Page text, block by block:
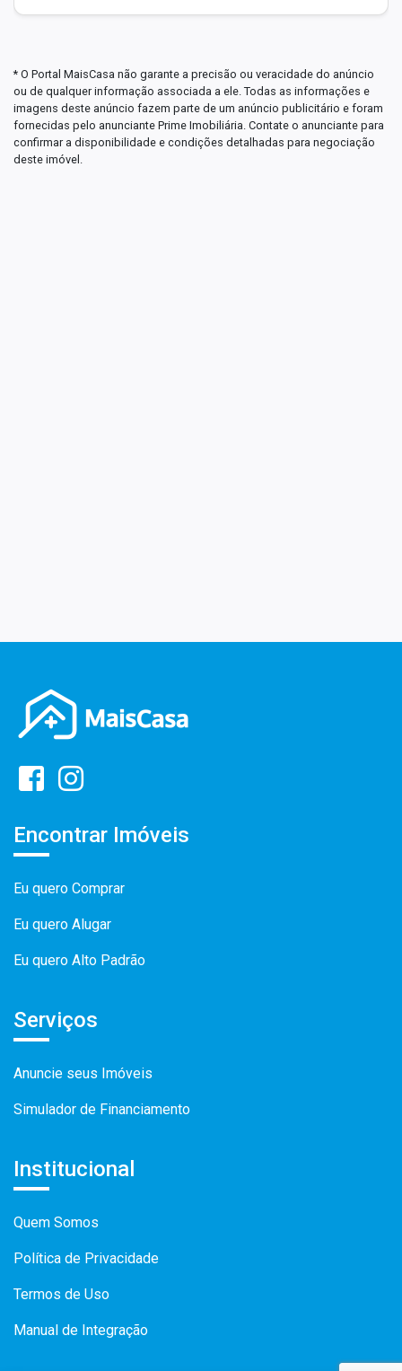
* O Portal MaisCasa não garante a precisão ou veracidade do anúncio
ou de qualquer informação associada a ele. Todas as informações e
imagens deste anúncio fazem parte de um anúncio publicitário e foram
fornecidas pelo anunciante Prime Imobiliária. Contate o anunciante para
confirmar a disponibilidade e condições detalhadas para negociação
deste imóvel.
Encontrar Imóveis
Eu quero Comprar
Eu quero Alugar
Eu quero Alto Padrão
Serviços
Anuncie seus Imóveis
Simulador de Financiamento
Institucional
Quem Somos
Política de Privacidade
Termos de Uso
Manual de Integração